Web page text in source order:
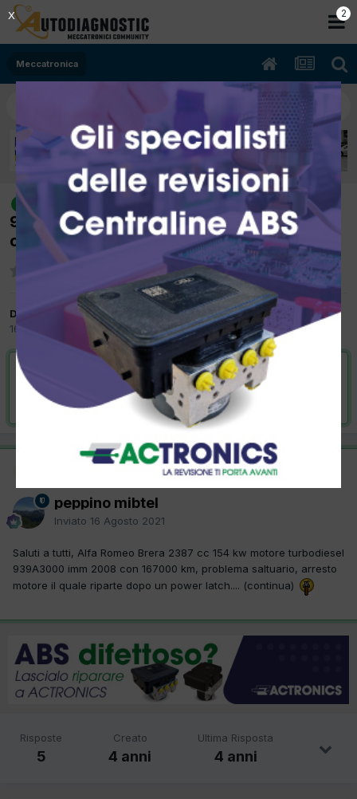
Meccatronica
risolto
[Alfa Romeo Brera 06/2008 2387cc
939A3000 154Kw Diesel] arresto motore
con dtc validati P0265 P0268
Da peppino mibtel
16 Agosto 2021
in Meccatronica
VAI ALLA SOLUZIONE
Risolta da peppino mibtel, 16 Agosto 2021
SOLUZIONE
peppino mibtel
Inviato 16 Agosto 2021
Saluti a tutti, Alfa Romeo Brera 2387 cc 154 kw motore turbodiesel
939A3000 imm 2008 con 167000 km, problema saltuario, arresto
motore il quale riparte dopo un power latch.... (continua)
Risposte
5
Creato
4 anni
Ultima Risposta
4 anni
2
X